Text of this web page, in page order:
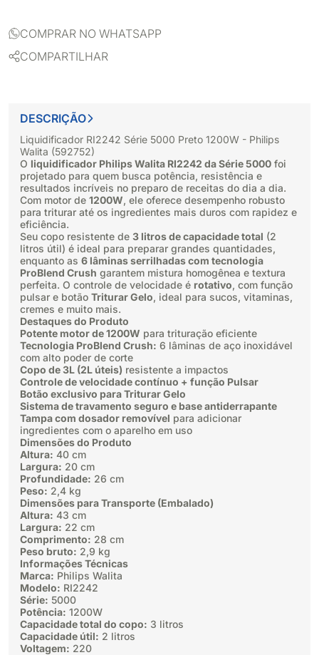
COMPRAR NO WHATSAPP
COMPARTILHAR
DESCRIÇÃO
Liquidificador RI2242 Série 5000 Preto 1200W - Philips
Walita (592752)
O liquidificador Philips Walita RI2242 da Série 5000 foi
projetado para quem busca potência, resistência e
resultados incríveis no preparo de receitas do dia a dia.
Com motor de 1200W, ele oferece desempenho robusto
para triturar até os ingredientes mais duros com rapidez e
eficiência.
Seu copo resistente de 3 litros de capacidade total (2
litros útil) é ideal para preparar grandes quantidades,
enquanto as 6 lâminas serrilhadas com tecnologia
ProBlend Crush garantem mistura homogênea e textura
perfeita. O controle de velocidade é rotativo, com função
pulsar e botão Triturar Gelo, ideal para sucos, vitaminas,
cremes e muito mais.
Destaques do Produto
Potente motor de 1200W para trituração eficiente
Tecnologia ProBlend Crush: 6 lâminas de aço inoxidável
com alto poder de corte
Copo de 3L (2L úteis) resistente a impactos
Controle de velocidade contínuo + função Pulsar
Botão exclusivo para Triturar Gelo
Sistema de travamento seguro e base antiderrapante
Tampa com dosador removível para adicionar
ingredientes com o aparelho em uso
Dimensões do Produto
Altura: 40 cm
Largura: 20 cm
Profundidade: 26 cm
Peso: 2,4 kg
Dimensões para Transporte (Embalado)
Altura: 43 cm
Largura: 22 cm
Comprimento: 28 cm
Peso bruto: 2,9 kg
Informações Técnicas
Marca: Philips Walita
Modelo: RI2242
Série: 5000
Potência: 1200W
Capacidade total do copo: 3 litros
Capacidade útil: 2 litros
Voltagem: 220